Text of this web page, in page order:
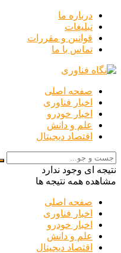
درباره ما
تبلیغات
قوانین و مقررات
تماس با ما
صفحه اصلی
اخبار فناوری
اخبار خودرو
علم و دانش
اقتصاد دیجیتال
نتیجه ای وجود ندارد
مشاهده همه نتیجه ها
صفحه اصلی
اخبار فناوری
اخبار خودرو
علم و دانش
اقتصاد دیجیتال